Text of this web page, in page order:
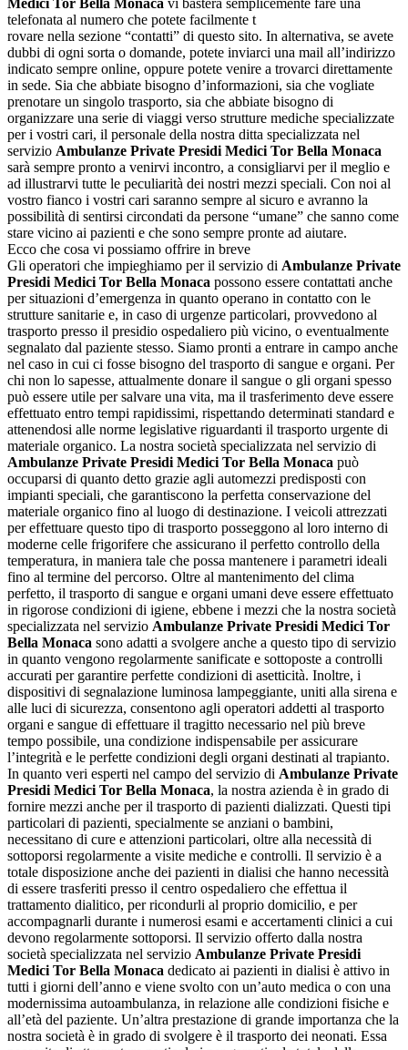
Medici Tor Bella Monaca vi basterà semplicemente fare una
telefonata al numero che potete facilmente t
rovare nella sezione “contatti” di questo sito. In alternativa, se avete
dubbi di ogni sorta o domande, potete inviarci una mail all’indirizzo
indicato sempre online, oppure potete venire a trovarci direttamente
in sede. Sia che abbiate bisogno d’informazioni, sia che vogliate
prenotare un singolo trasporto, sia che abbiate bisogno di
organizzare una serie di viaggi verso strutture mediche specializzate
per i vostri cari, il personale della nostra ditta specializzata nel
servizio Ambulanze Private Presidi Medici Tor Bella Monaca
sarà sempre pronto a venirvi incontro, a consigliarvi per il meglio e
ad illustrarvi tutte le peculiarità dei nostri mezzi speciali. Con noi al
vostro fianco i vostri cari saranno sempre al sicuro e avranno la
possibilità di sentirsi circondati da persone “umane” che sanno come
stare vicino ai pazienti e che sono sempre pronte ad aiutare.
Ecco che cosa vi possiamo offrire in breve
Gli operatori che impieghiamo per il servizio di Ambulanze Private
Presidi Medici Tor Bella Monaca possono essere contattati anche
per situazioni d’emergenza in quanto operano in contatto con le
strutture sanitarie e, in caso di urgenze particolari, provvedono al
trasporto presso il presidio ospedaliero più vicino, o eventualmente
segnalato dal paziente stesso. Siamo pronti a entrare in campo anche
nel caso in cui ci fosse bisogno del trasporto di sangue e organi. Per
chi non lo sapesse, attualmente donare il sangue o gli organi spesso
può essere utile per salvare una vita, ma il trasferimento deve essere
effettuato entro tempi rapidissimi, rispettando determinati standard e
attenendosi alle norme legislative riguardanti il trasporto urgente di
materiale organico. La nostra società specializzata nel servizio di
Ambulanze Private Presidi Medici Tor Bella Monaca può
occuparsi di quanto detto grazie agli automezzi predisposti con
impianti speciali, che garantiscono la perfetta conservazione del
materiale organico fino al luogo di destinazione. I veicoli attrezzati
per effettuare questo tipo di trasporto posseggono al loro interno di
moderne celle frigorifere che assicurano il perfetto controllo della
temperatura, in maniera tale che possa mantenere i parametri ideali
fino al termine del percorso. Oltre al mantenimento del clima
perfetto, il trasporto di sangue e organi umani deve essere effettuato
in rigorose condizioni di igiene, ebbene i mezzi che la nostra società
specializzata nel servizio Ambulanze Private Presidi Medici Tor
Bella Monaca sono adatti a svolgere anche a questo tipo di servizio
in quanto vengono regolarmente sanificate e sottoposte a controlli
accurati per garantire perfette condizioni di asetticità. Inoltre, i
dispositivi di segnalazione luminosa lampeggiante, uniti alla sirena e
alle luci di sicurezza, consentono agli operatori addetti al trasporto
organi e sangue di effettuare il tragitto necessario nel più breve
tempo possibile, una condizione indispensabile per assicurare
l’integrità e le perfette condizioni degli organi destinati al trapianto.
In quanto veri esperti nel campo del servizio di Ambulanze Private
Presidi Medici Tor Bella Monaca, la nostra azienda è in grado di
fornire mezzi anche per il trasporto di pazienti dializzati. Questi tipi
particolari di pazienti, specialmente se anziani o bambini,
necessitano di cure e attenzioni particolari, oltre alla necessità di
sottoporsi regolarmente a visite mediche e controlli. Il servizio è a
totale disposizione anche dei pazienti in dialisi che hanno necessità
di essere trasferiti presso il centro ospedaliero che effettua il
trattamento dialitico, per ricondurli al proprio domicilio, e per
accompagnarli durante i numerosi esami e accertamenti clinici a cui
devono regolarmente sottoporsi. Il servizio offerto dalla nostra
società specializzata nel servizio Ambulanze Private Presidi
Medici Tor Bella Monaca dedicato ai pazienti in dialisi è attivo in
tutti i giorni dell’anno e viene svolto con un’auto medica o con una
modernissima autoambulanza, in relazione alle condizioni fisiche e
all’età del paziente. Un’altra prestazione di grande importanza che la
nostra società è in grado di svolgere è il trasporto dei neonati. Essa